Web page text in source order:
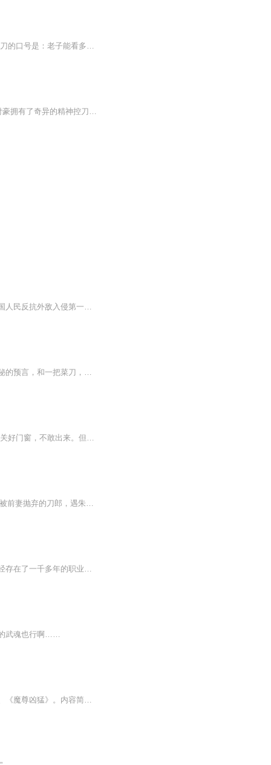
小说简介：右眼受伤却意外拥有透视功能的狙击隐退花都，被迫与美女总裁结婚领证。 陈小刀的口号是：老子能看多远，就能射多远……【收听须知】1、《华夏青龙兵王》主角：陈小刀柳如意2、由于音频节目更新的比较慢，如想快速阅读小说文字版的全部章节，请在...
【内容简介】“我从不信神，因为在我这把刀面前，没有人敢自称是神。”异世界穿越过来的付豪拥有了奇异的精神控刀术，在这个斗气和魔法的世界，付豪将如何书写他自己的传奇呢？【作者/主播简介】作者：疯牛倜傥，网络小说作家。主播：屌丝小帅【购买须知】...
中国人民反抗日本帝国主义侵略的正义战争中华民族由衰败到胜利和重新振兴的转折事件中国人民反抗外敌入侵第一次取得完全胜利的战争四万万中华民族的血泪记忆十四年艰苦卓绝的战斗历史历史重现日军惨无人道的“三光”政策真实揭露日军屠杀南京30万平民暴行...
赊刀人，一个存在于世间神秘的流派。每当他们出现，江湖中必定有大事发生。留下一句神秘的预言，和一把菜刀，这便是赊刀人的标志。他们是游历四方的预言者，也通风水，走阴阳，行于世间的时候永远都身背一包菜刀，所过之处所见之事通常都会留下个邪门至极...
轰！轰！轰！”青山镇，镇口发出巨大的声响，各家各户的大人，都把自己家的孩子，叫回家关好门窗，不敢出来。但是也有例外的，一个八九岁男孩，听到巨响，不仅没像别的孩子和大人那样，往家里跑，反而往镇口跑。一个觉醒失败，脉毁功废的少年，忍受着嘲笑...
刀郎（1971年6月22日-），原名罗林，出生于四川省内江市，中国内地男歌手、音乐人[1]。被前妻抛弃的刀郎，遇朱梅走向事业巅峰，为何被群星攻击选择消失06:481991年，刀郎在海南唱歌时与几个乐手组成了“地球之子”乐队，担任键盘手，后来迫于生活乐队解散...
我和师父到刘家村的时候，正赶上刘老爷子的头七。我和师父都是赊刀人。赊刀人是一个已经存在了一千多年的职业，他们手中的刀只赊不卖，而且在赊刀的时候，他们会留下一个预言，当他们的预言成真的时候，也就是他们回来取钱的时候。
的武魂也行啊……
寒武纪年原创网出品有声小说作者：温盈心，寒武纪年原创网签约作者，代表作《斩骨刀》、《魔尊凶猛》。内容简介：道士庄吟为救故友日夜兼程，途中仗义出手却巧遇一位黑衣公子，结伴而行。故友罹难，却得公子相邀，环环相扣，将他一步一步拉入万丈红尘。本...